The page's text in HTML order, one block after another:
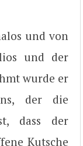
und von
und der
wurde er
der die
dass der
Kutsche